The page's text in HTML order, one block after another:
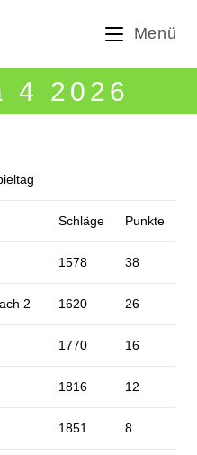
Menü
4 2026
Schläge Punkte
1578 38
2 1620 26
1770 16
1816 12
1851 8